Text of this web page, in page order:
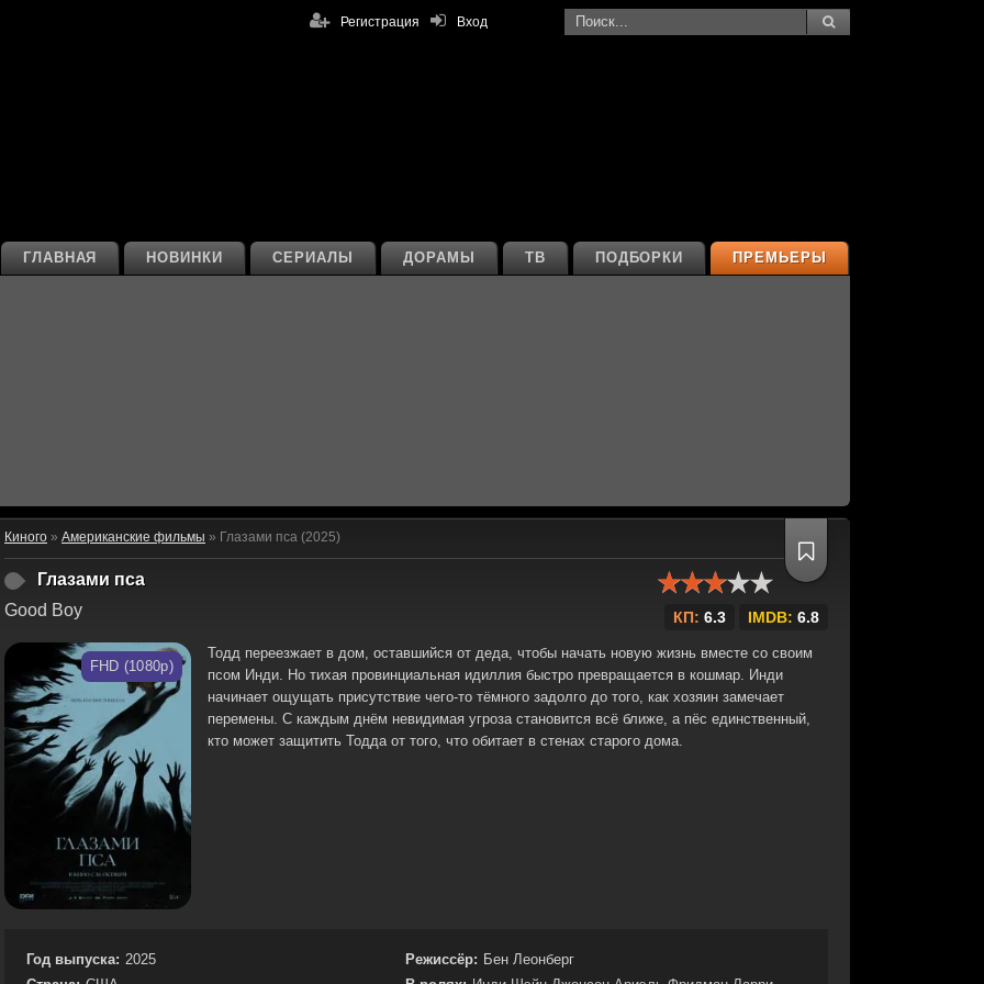
Вход
Регистрация
ПРЕМЬЕРЫ
ПОДБОРКИ
ТВ
ДОРАМЫ
СЕРИАЛЫ
НОВИНКИ
ГЛАВНАЯ
Киного » Американские фильмы » Глазами пса (2025)
Глазами пса
Good Boy
КП: 6.3 IMDB: 6.8
FHD (1080p)
Тодд переезжает в дом, оставшийся от деда, чтобы начать новую жизнь вместе со своим
псом Инди. Но тихая провинциальная идиллия быстро превращается в кошмар. Инди
начинает ощущать присутствие чего-то тёмного задолго до того, как хозяин замечает
перемены. С каждым днём невидимая угроза становится всё ближе, а пёс единственный,
кто может защитить Тодда от того, что обитает в стенах старого дома.
Год выпуска: 2025
Режиссёр: Бен Леонберг